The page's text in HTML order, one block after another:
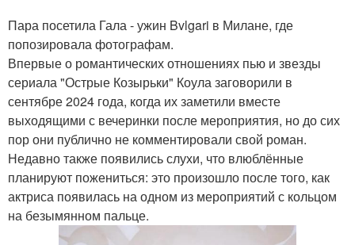
Пара посетила Гала - ужин Bvlgari в Милане, где
попозировала фотографам.
Впервые о романтических отношениях пью и звезды
сериала "Острые Козырьки" Коула заговорили в
сентябре 2024 года, когда их заметили вместе
выходящими с вечеринки после мероприятия, но до сих
пор они публично не комментировали свой роман.
Недавно также появились слухи, что влюблённые
планируют пожениться: это произошло после того, как
актриса появилась на одном из мероприятий с кольцом
на безымянном пальце.